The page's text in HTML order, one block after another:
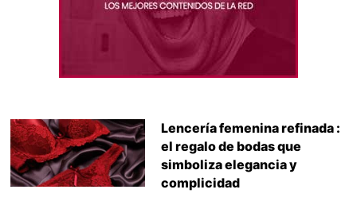
Lencería femenina refinada :
el regalo de bodas que
simboliza elegancia y
complicidad